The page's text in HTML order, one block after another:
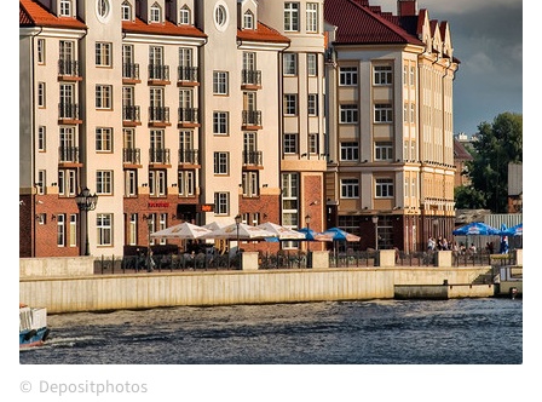
Depositphotos